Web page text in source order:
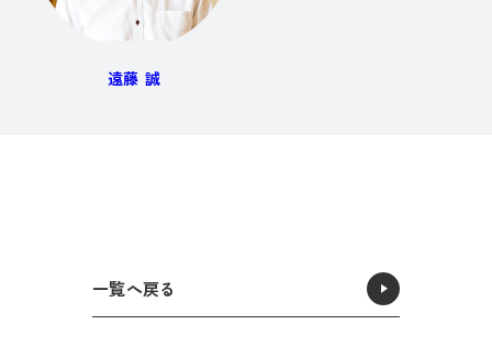
遠藤 誠
一覧へ戻る